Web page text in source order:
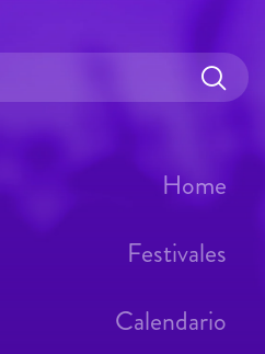
Home
Festivales
Calendario